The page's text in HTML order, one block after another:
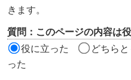
ツ
評
価
きます。
質問：このページの内容は
役に立った
どちら
った